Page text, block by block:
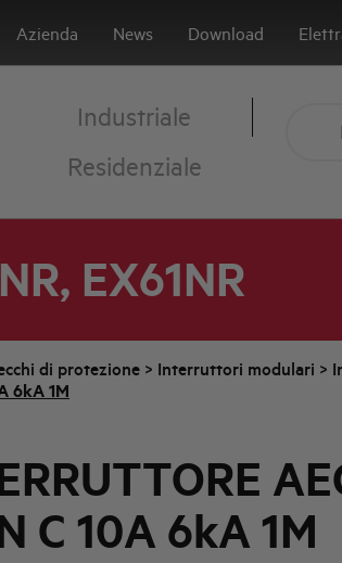
Azienda News Download
Industriale
Residenziale
EX61NR
di protezione > Interruttori modulari >
6kA 1M
C 10A 6kA 1M